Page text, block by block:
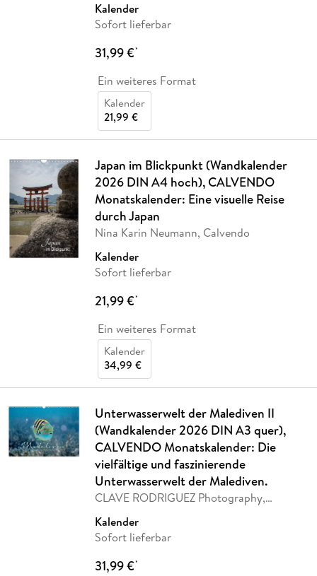
Kalender
Sofort lieferbar
31,99 €*
Ein weiteres Format
Kalender
21,99 €
Japan im Blickpunkt (Wandkalender
2026 DIN A4 hoch), CALVENDO
Monatskalender: Eine visuelle Reise
durch Japan
Nina Karin Neumann, Calvendo
Kalender
Sofort lieferbar
21,99 €*
Ein weiteres Format
Kalender
34,99 €
Unterwasserwelt der Malediven II
(Wandkalender 2026 DIN A3 quer),
CALVENDO Monatskalender: Die
vielfältige und faszinierende
Unterwasserwelt der Malediven.
CLAVE RODRIGUEZ Photography,
Kalender
Sofort lieferbar
31,99 €*